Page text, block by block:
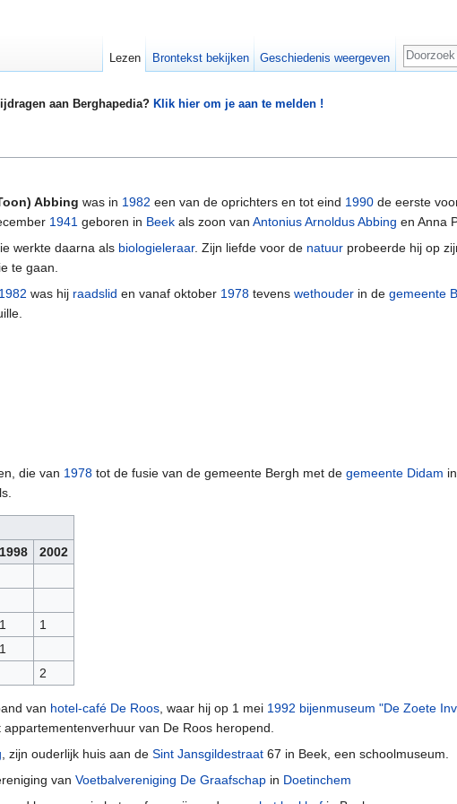
aan Berghapedia? Klik hier om je aan te melden !
Abbing was in 1982 een van de oprichters en tot eind 1990de eerste
1941 geboren in Beekals zoon van Antonius Arnoldus Abbing en Anna
werkte daarna als biologieleraar. Zijn liefde voor de natuurprobeerde hij op
te gaan.
1982 was hij raadslid en vanaf oktober 1978tevens wethouderin de gemeente
die van 1978 tot de fusie van de gemeente Bergh met de gemeente Didam in
1998
2002
1
1
1
2
van hotel-café De Roos , waar hij op 1 mei 1992 bijenmuseum "De Zoete
van De Roos heropend.
, zijn ouderlijk huis aan de Sint Jansgildestraat 67 in Beek, een schoolmuseum.
van Voetbalvereniging De Graafschap in Doetinchem
Lezen Brontekst bekijken Geschiedenis weergeven